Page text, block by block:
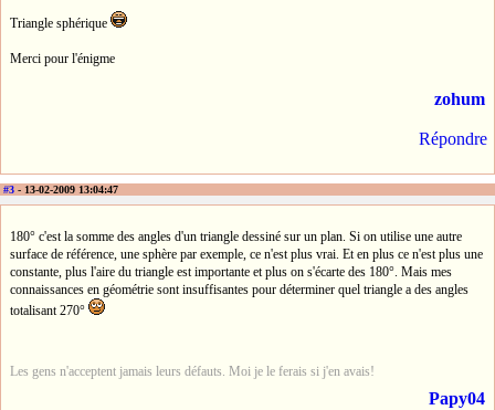
Triangle sphérique
Merci pour l'énigme
zohum
Répondre
#3 - 13-02-2009 13:04:47
180° c'est la somme des angles d'un triangle dessiné sur un plan. Si on utilise une autre
surface de référence, une sphère par exemple, ce n'est plus vrai. Et en plus ce n'est plus une
constante, plus l'aire du triangle est importante et plus on s'écarte des 180°. Mais mes
connaissances en géométrie sont insuffisantes pour déterminer quel triangle a des angles
totalisant 270°
Les gens n'acceptent jamais leurs défauts. Moi je le ferais si j'en avais!
Papy04